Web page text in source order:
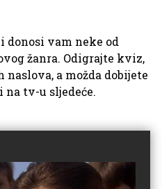
vam neke od
žanra. Odigrajte kviz,
a možda dobijete
tv-u sljedeće.